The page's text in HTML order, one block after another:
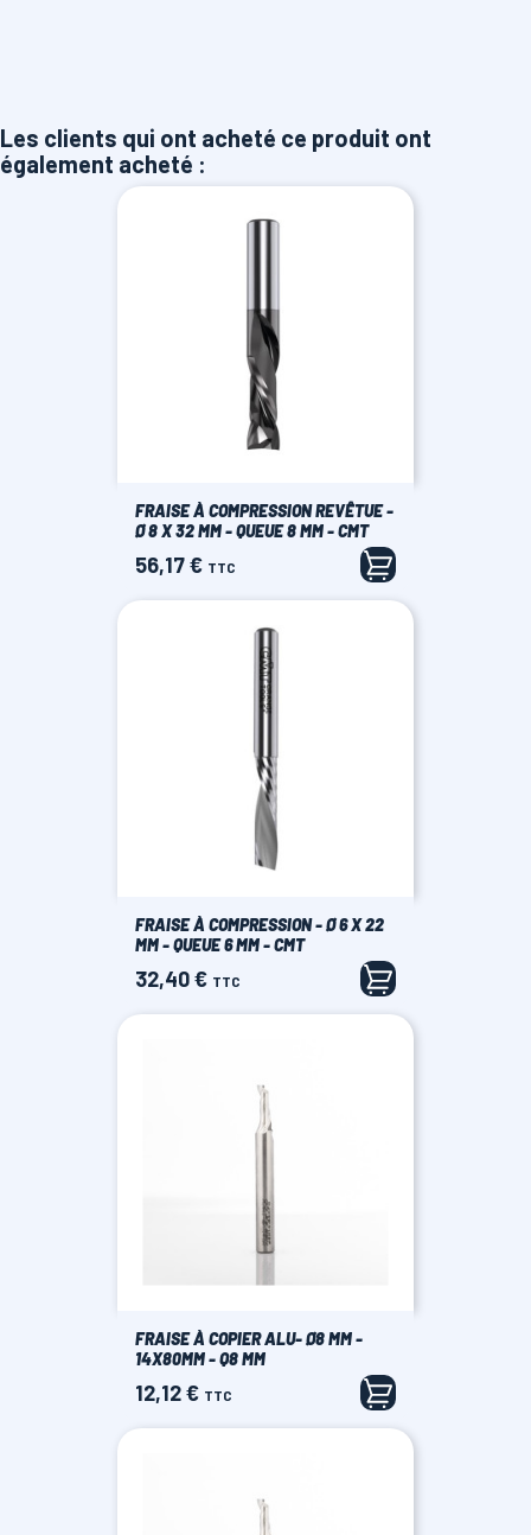
Les clients qui ont acheté ce produit ont
également acheté :
FRAISE À COMPRESSION REVÊTUE -
Ø 8 X 32 MM - QUEUE 8 MM - CMT
Prix
56,17 € TTC
FRAISE À COMPRESSION - Ø 6 X 22
MM - QUEUE 6 MM - CMT
Prix
32,40 € TTC
FRAISE À COPIER ALU- Ø8 MM -
14X80MM - Q8 MM
Prix
12,12 € TTC